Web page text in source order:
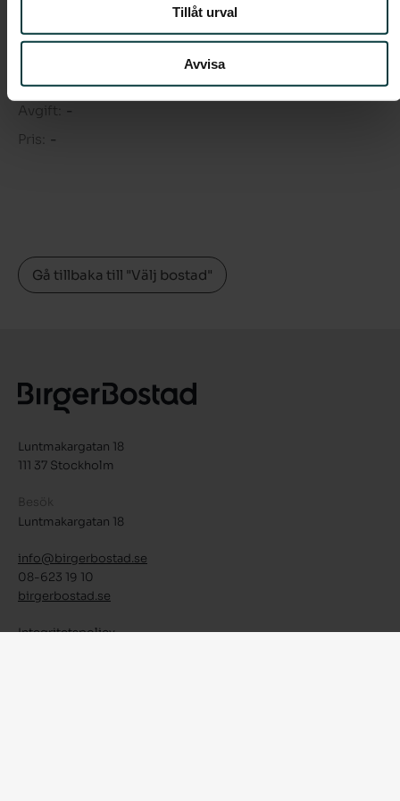
Tillåt urval
Avvisa
Våning: 2
Avgift:
-
Pris: -
Gå tillbaka till "Välj bostad"
Luntmakargatan 18
111 37 Stockholm
Besök
Luntmakargatan 18
info@birgerbostad.se
08-623 19 10
birgerbostad.se
Integritetspolicy